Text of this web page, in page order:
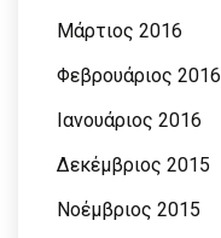
Μάρτιος 2016
Φεβρουάριος 2016
Ιανουάριος 2016
Δεκέμβριος 2015
Νοέμβριος 2015